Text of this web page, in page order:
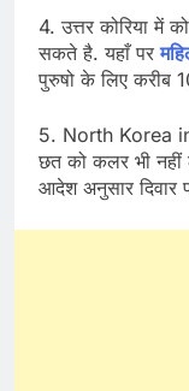
4. उत्तर कोरिया में
सकते है. यहाँ पर
पुरुषो के लिए करीब
5. North Korea
छत को कलर भी
आदेश अनुसार दिवार